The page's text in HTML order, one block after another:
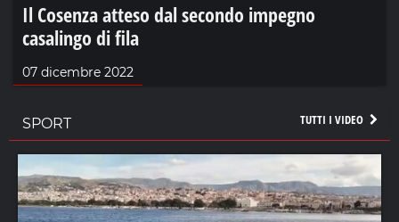
Il Cosenza atteso dal secondo impegno
casalingo di fila
07 dicembre 2022
TUTTI I VIDEO
SPORT